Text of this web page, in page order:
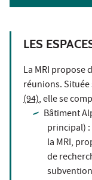
LES
La MRI propose
réunions. Située
(94), elle se
Bâtiment
principal)
la MRI,
de